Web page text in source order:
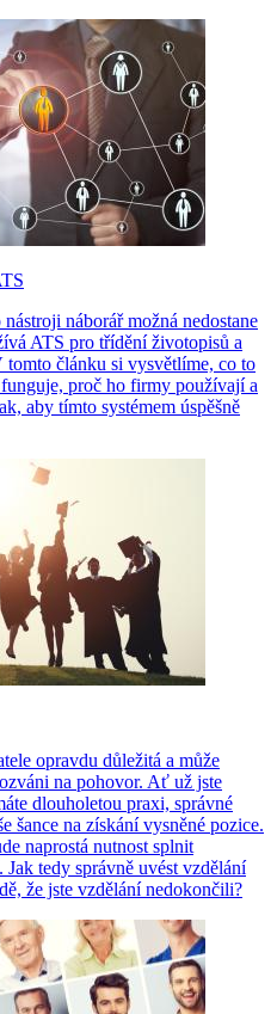
náborář možná nedostane
ATS pro třídění životopisů a
článku si vysvětlíme, co to
proč ho firmy používají a
aby tímto systémem úspěšně
opravdu důležitá a může
na pohovor. Ať už jste
dlouholetou praxi, správné
šance na získání vysněné pozice.
naprostá nutnost splnit
tedy správně uvést vzdělání
že jste vzdělání nedokončili?